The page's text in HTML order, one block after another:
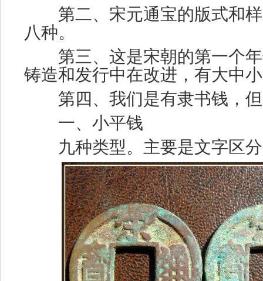
第二、宋元通宝的版式和样
八种。
第三、这是宋朝的第一个年
铸造和发行中在改进，有大中
第四、我们是有隶书钱，但
一、小平钱
九种类型。主要是文字区